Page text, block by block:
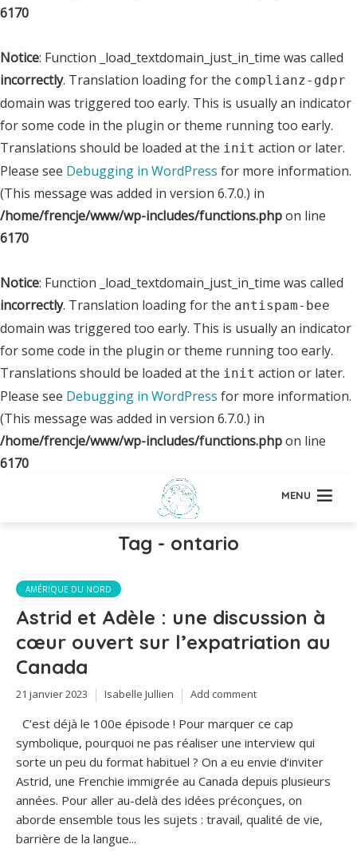
6170
Notice: Function _load_textdomain_just_in_time was called
incorrectly. Translation loading for the complianz-gdpr
domain was triggered too early. This is usually an indicator
for some code in the plugin or theme running too early.
Translations should be loaded at the init action or later.
Please see Debugging in WordPress for more information.
(This message was added in version 6.7.0.) in
/home/frencje/www/wp-includes/functions.phpon line
6170
Notice: Function _load_textdomain_just_in_time was called
incorrectly. Translation loading for the antispam-bee
domain was triggered too early. This is usually an indicator
for some code in the plugin or theme running too early.
Translations should be loaded at the init action or later.
Please see Debugging in WordPress for more information.
(This message was added in version 6.7.0.) in
/home/frencje/www/wp-includes/functions.phpon line
6170
MENU
Tag - ontario
AMÉRIQUE DU NORD
Astrid et Adèle : une discussion à
cœur ouvert sur l’expatriation au
Canada
21 janvier 2023 Isabelle Jullien Add comment
C’est déjà le 100e épisode ! Pour marquer ce cap
symbolique, pourquoi ne pas réaliser une interview qui
sorte un peu du format habituel ? On a eu envie d’inviter
Astrid, une Frenchie immigrée au Canada depuis plusieurs
années. Pour aller au-delà des idées préconçues, on
aborde ensemble tous les sujets : travail, qualité de vie,
barrière de la langue...